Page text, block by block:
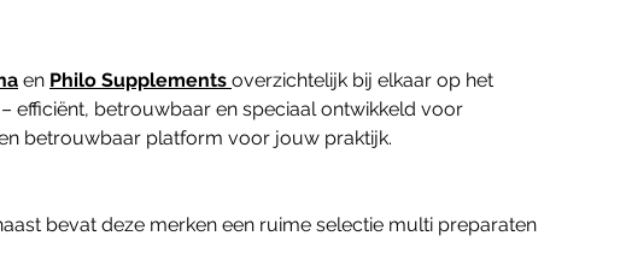
Essentials
Specials
Ashwagandha
Combinaties
Mariadistel
Cognitieve functie
Concentratie
Stress
en Philo Supplements overzichtelijk bij elkaar op het
efficiënt, betrouwbaar en speciaal ontwikkeld voor
betrouwbaar platform voor jouw praktijk.
bevat deze merken een ruime selectie multi preparaten